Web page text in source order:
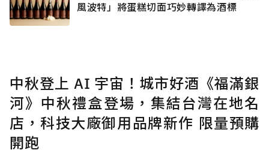
風波特」將蛋糕切面巧妙轉譯為酒標
中秋登上 AI 宇宙！城市好酒《福滿銀
河》中秋禮盒登場，集結台灣在地名
店，科技大廠御用品牌新作 限量預購
開跑